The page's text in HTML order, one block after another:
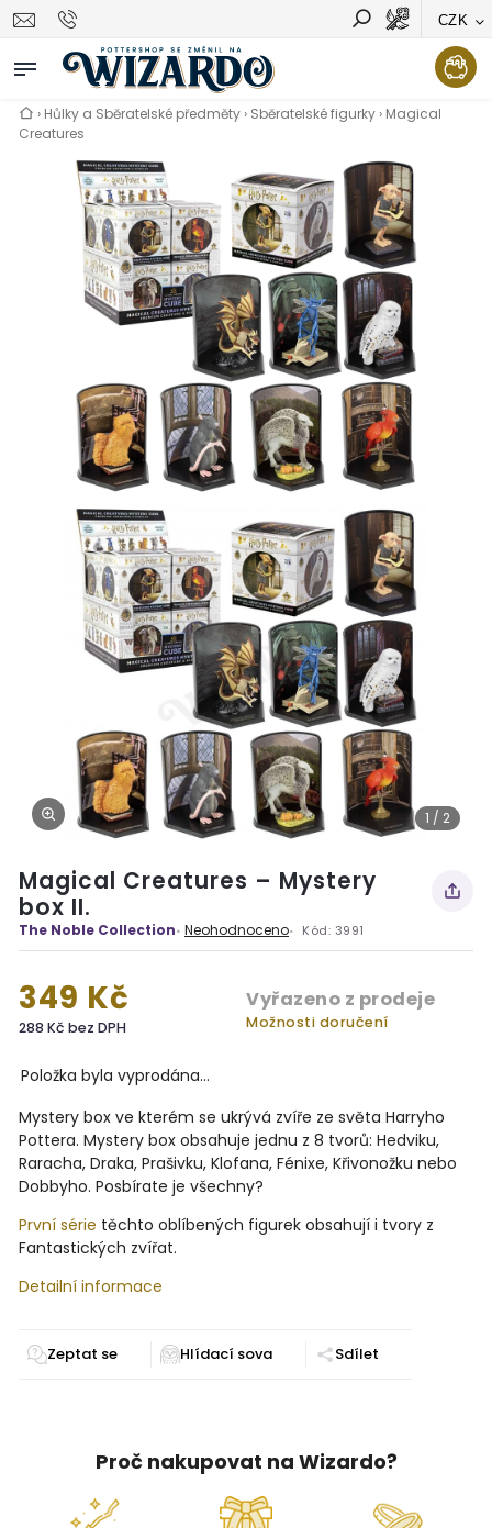
CZK
Vyhledávání Hledat
› Hůlky a Sběratelské předměty › Sběratelské figurky › Magical
Creatures
1 / 2
Magical Creatures – Mystery
box II.
The Noble Collection Neohodnoceno Kód: 3991
349 Kč
288 Kč bez DPH
Vyřazeno z prodeje
Možnosti doručení
Položka byla vyprodána…
Mystery box ve kterém se ukrývá zvíře ze světa Harryho
Pottera. Mystery box obsahuje jednu z 8 tvorů: Hedviku,
Raracha, Draka, Prašivku, Klofana, Fénixe, Křivonožku nebo
Dobbyho. Posbírate je všechny?
První série těchto oblíbených figurek obsahují i tvory z
Fantastických zvířat.
Detailní informace
Zeptat se Sdílet
Proč nakupovat na Wizardo?